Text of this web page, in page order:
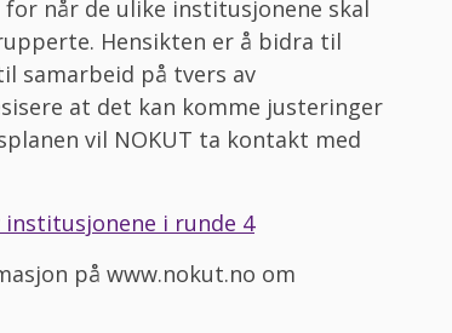
når de ulike institusjonene skal
Hensikten er å bidra til
samarbeid på tvers av
at det kan komme justeringer
vil NOKUT ta kontakt med
i runde 4
på www.nokut.no om